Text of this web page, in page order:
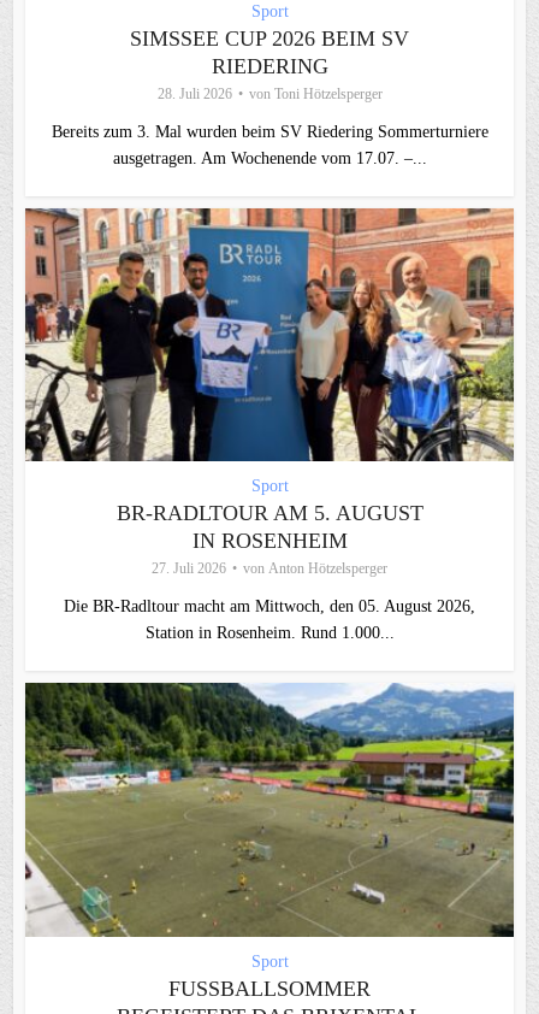
Sport
SIMSSEE CUP 2026 BEIM SV
RIEDERING
28. Juli 2026 von Toni Hötzelsperger
Bereits zum 3. Mal wurden beim SV Riedering Sommerturniere
ausgetragen. Am Wochenende vom 17.07. –...
Sport
BR-RADLTOUR AM 5. AUGUST
IN ROSENHEIM
27. Juli 2026 von Anton Hötzelsperger
Die BR-Radltour macht am Mittwoch, den 05. August 2026,
Station in Rosenheim. Rund 1.000...
Sport
FUSSBALLSOMMER B